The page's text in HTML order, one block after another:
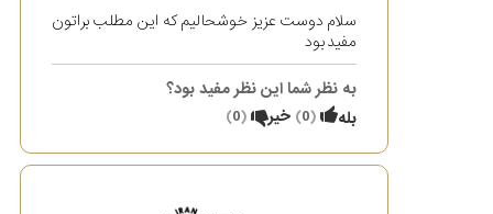
سلام دوست عزیز خوشحالیم که این مطلب براتون
مفید بود
به نظر شما این نظر مفید بود؟
بله
(
0
) خیر (
0
)